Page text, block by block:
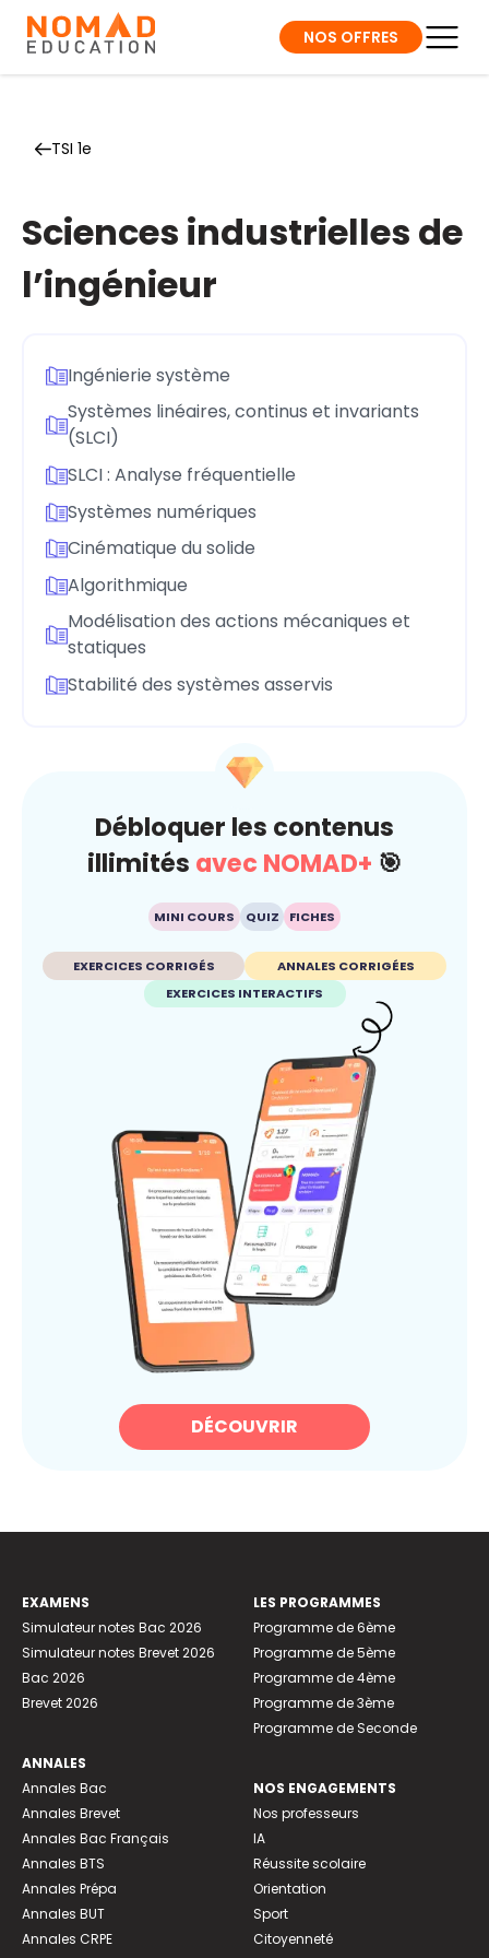
NOS OFFRES
TSI 1e
Sciences industrielles de
l’ingénieur
Ingénierie système
Systèmes linéaires, continus et invariants
(SLCI)
SLCI : Analyse fréquentielle
Systèmes numériques
Cinématique du solide
Algorithmique
Modélisation des actions mécaniques et
statiques
Stabilité des systèmes asservis
Débloquer les contenus
illimités avec NOMAD+ 🎯
MINI COURS QUIZ FICHES
EXERCICES CORRIGÉS
ANNALES CORRIGÉES
EXERCICES INTERACTIFS
DÉCOUVRIR
EXAMENS
Simulateur notes Bac 2026
Simulateur notes Brevet 2026
Bac 2026
Brevet 2026
ANNALES
Annales Bac
Annales Brevet
Annales Bac Français
Annales BTS
Annales Prépa
Annales BUT
Annales CRPE
LES PROGRAMMES
Programme de 6ème
Programme de 5ème
Programme de 4ème
Programme de 3ème
Programme de Seconde
NOS ENGAGEMENTS
Nos professeurs
IA
Réussite scolaire
Orientation
Sport
Citoyenneté